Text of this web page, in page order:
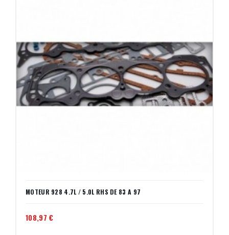
MOTEUR 928 4.7L / 5.0L RHS DE 83 A 97
108,97 €